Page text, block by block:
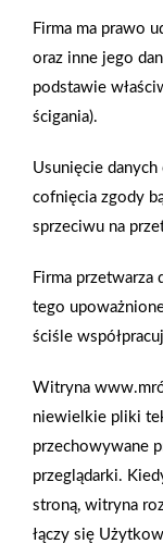
przewodzenia
nasiąkliwość,
Zobacz więcej
Akcesoria
W dzisiejszym
ogrodowe marki
ogrodowej trzeba
Zobacz więcej
Firma ma prawo
oraz inne jego
podstawie
ścigania).
Usunięcie
cofnięcia zgody
sprzeciwu na
Firma przetwarza
tego
ściśle
Witryna
niewielkie pliki
przechowywane
przeglądarki.
stroną, witryna
łączy się